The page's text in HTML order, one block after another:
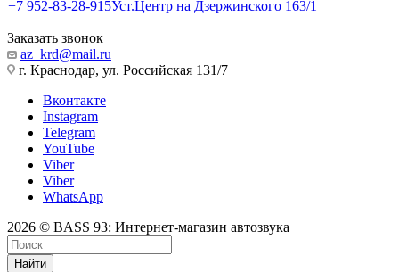
+7 952-83-28-915Уст.Центр на Дзержинского 163/1
Заказать звонок
az_krd@mail.ru
г. Краснодар, ул. Российская 131/7
Вконтакте
Instagram
Telegram
YouTube
Viber
Viber
WhatsApp
2026 © BASS 93: Интернет-магазин автозвука
Найти